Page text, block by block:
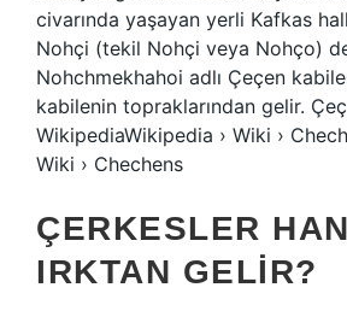
civarında yaşayan yerli Kafkas
Nohçi (tekil Nohçi veya Nohço)
Nohchmekhahoi adlı Çeçen
kabilenin topraklarından gelir.
WikipediaWikipedia › Wiki ›
Wiki › Chechens
ÇERKESLER
IRKTAN GELIR?